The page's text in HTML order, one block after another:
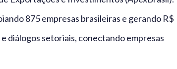
875 empresas brasileiras e gerando R$
diálogos setoriais, conectando empresas